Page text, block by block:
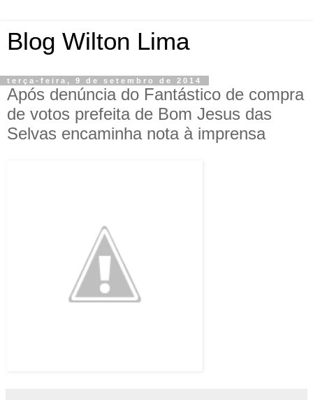
Blog Wilton Lima
terça-feira, 9 de setembro de 2014
Após denúncia do Fantástico de compra
de votos prefeita de Bom Jesus das
Selvas encaminha nota à imprensa